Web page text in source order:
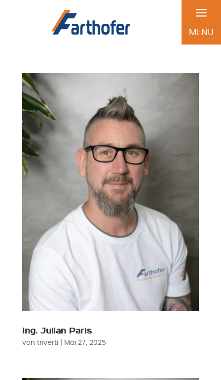
a
MENU
Ing. Julian Paris
von triverti| Mai 27, 2025